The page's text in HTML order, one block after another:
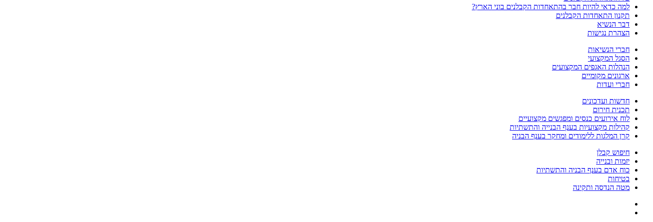
למה כדאי להיות חבר בהתאחדות הקבלנים בוני הארץ?
תקנון התאחדות הקבלנים
דבר הנשיא
הצהרת נגישות
חברי הנשיאות
הסגל המקצועי
הנהלות האגפים המקצועים
ארגונים מקומיים
חברי ועדות
חדשות ועדכונים
תכנית חירום
לוח אירועים כנסים ומפגשים מקצועיים
קהילות מקצועיות בענף הבנייה והתשתיות
קרן המלגות ללימודים ומחקר בענף הבניה
חיפוש קבלן
יזמות ובנייה
כוח אדם בענף הבניה והתשתיות
בטיחות
מטה הנדסה ותקינה